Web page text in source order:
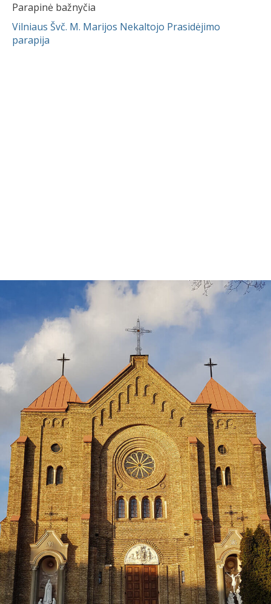
Parapinė bažnyčia
Vilniaus Švč. M. Marijos Nekaltojo Prasidėjimo
parapija